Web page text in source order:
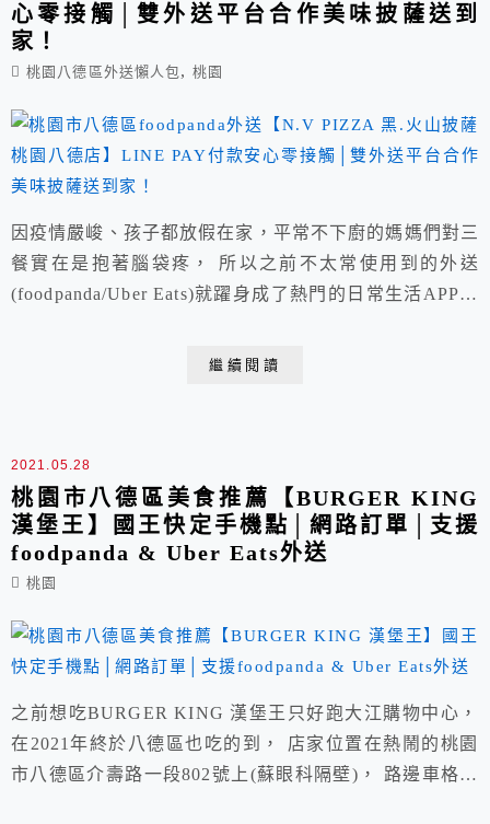
心零接觸│雙外送平台合作美味披薩送到
家！
桃園八德區外送懶人包 , 桃園
因疫情嚴峻、孩子都放假在家，平常不下廚的媽媽們對三
餐實在是抱著腦袋疼， 所以之前不太常使用到的外送
(foodpanda/Uber Eats)就躍身成了熱門的日常生活APP，
在孩子吃午餐時間送餐抵達)， 這回選擇N.V PIZZA 黑.
繼續閱讀
2021.05.28
桃園市八德區美食推薦【BURGER KING
漢堡王】國王快定手機點│網路訂單│支援
foodpanda & Uber Eats外送
桃園
之前想吃BURGER KING 漢堡王只好跑大江購物中心，
在2021年終於八德區也吃的到， 店家位置在熱鬧的桃園
市八德區介壽路一段802號上(蘇眼科隔壁)， 路邊車格機